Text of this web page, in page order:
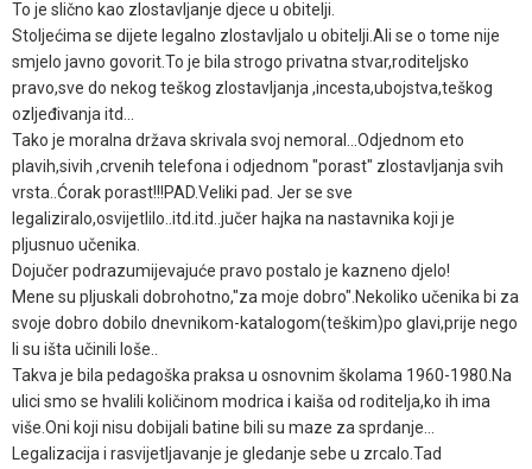
To je slično kao zlostavljanje djece u obitelji.
Stoljećima se dijete legalno zlostavljalo u obitelji.Ali se o tome nije
smjelo javno govorit.To je bila strogo privatna stvar,roditeljsko
pravo,sve do nekog teškog zlostavljanja ,incesta,ubojstva,teškog
ozljeđivanja itd...
Tako je moralna država skrivala svoj nemoral...Odjednom eto
plavih,sivih ,crvenih telefona i odjednom "porast" zlostavljanja svih
vrsta..Ćorak porast!!!PAD.Veliki pad. Jer se sve
legaliziralo,osvijetlilo..itd.itd..jučer hajka na nastavnika koji je
pljusnuo učenika.
Dojučer podrazumijevajuće pravo postalo je kazneno djelo!
Mene su pljuskali dobrohotno,"za moje dobro".Nekoliko učenika bi za
svoje dobro dobilo dnevnikom-katalogom(teškim)po glavi,prije nego
li su išta učinili loše..
Takva je bila pedagoška praksa u osnovnim školama 1960-1980.Na
ulici smo se hvalili količinom modrica i kaiša od roditelja,ko ih ima
više.Oni koji nisu dobijali batine bili su maze za sprdanje...
Legalizacija i rasvijetljavanje je gledanje sebe u zrcalo.Tad